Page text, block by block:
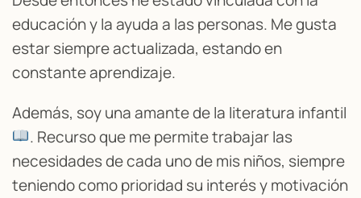
educación y la ayuda a las personas. Me gusta
estar siempre actualizada, estando en
constante aprendizaje.
Además, soy una amante de la literatura infantil
. Recurso que me permite trabajar las
necesidades de cada uno de mis niños, siempre
teniendo como prioridad su interés y motivación